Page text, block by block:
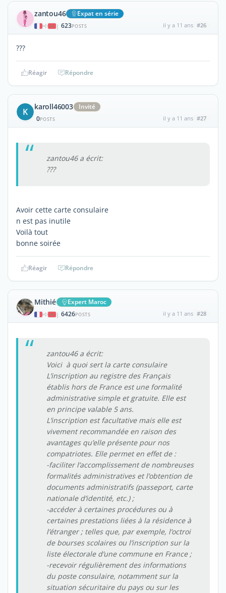
zantou46 Expat en série
| 623POSTS il y a 11 ans #26
???
Réagir Répondre
K karoll46003
Invité
0POSTS il y a 11 ans #27
zantou46 a écrit:
???
Avoir cette carte consulaire
n est pas inutile
Voilà tout
bonne soirée
Réagir Répondre
Mithié Expert Maroc
| 6426POSTS il y a 11 ans #28
zantou46 a écrit:
Voici à quoi sert la carte consulaire
L’inscription au registre des Français
établis hors de France est une formalité
administrative simple et gratuite. Elle est
en principe valable 5 ans.
L’inscription est facultative mais elle est
vivement recommandée en raison des
avantages qu’elle présente pour nos
compatriotes. Elle permet en effet de :
-faciliter l’accomplissement de nombreuses
formalités administratives et l’obtention de
documents administratifs (passeport, carte
nationale d’identité, etc.) ;
-accéder à certaines procédures ou à
certaines prestations liées à la résidence à
l’étranger ; telles que, par exemple, l’octroi
de bourses scolaires ou l’inscription sur la
liste électorale d’une commune en France ;
-recevoir régulièrement des informations
du poste consulaire, notamment sur la
situation sécuritaire du pays ou sur les